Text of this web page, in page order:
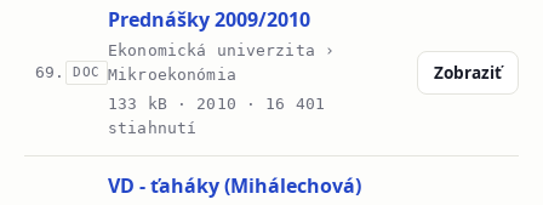
69. DOC
Prednášky 2009/2010
Ekonomická univerzita ›
Mikroekonómia
133 kB · 2010 · 16 401
stiahnutí
Zobraziť
VD - ťaháky (Mihálechová)